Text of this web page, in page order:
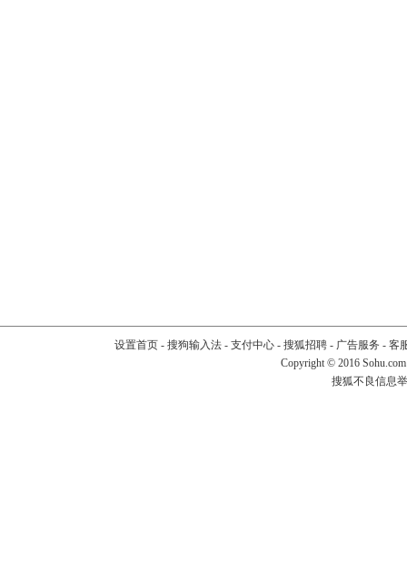
设置首页- 搜狗输入法- 支付中心- 搜狐招聘- 广告服务 - 客
Copyright © 2016
搜狐不良信息